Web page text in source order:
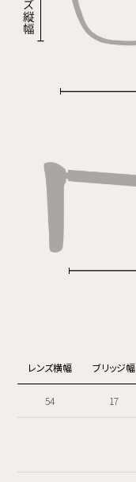
レンズ横幅 ブリッジ幅
54 17